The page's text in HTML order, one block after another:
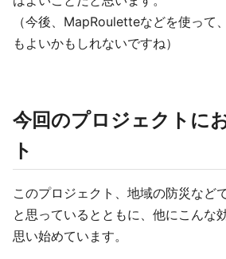
（今後、MapRouletteなどを使って
もよいかもしれないですね）
今回のプロジェクトに
ト
このプロジェクト、地域の防災など
と思っているとともに、他にこんな
思い始めています。